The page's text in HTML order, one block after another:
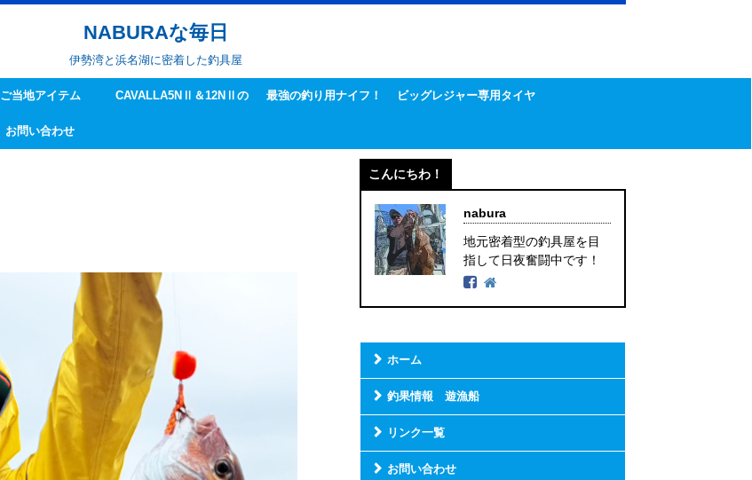
NABURAな毎日
伊勢湾と浜名湖に密着した釣具屋
ご当地アイテム CAVALLA5NⅡ＆12NⅡの 最強の釣り用ナイフ！ ビッグレジャー専用タイヤ
お問い合わせ
こんにちわ！
nabura
地元密着型の釣具屋を目
指して日夜奮闘中です！
ホーム
釣果情報 遊漁船
リンク一覧
お問い合わせ